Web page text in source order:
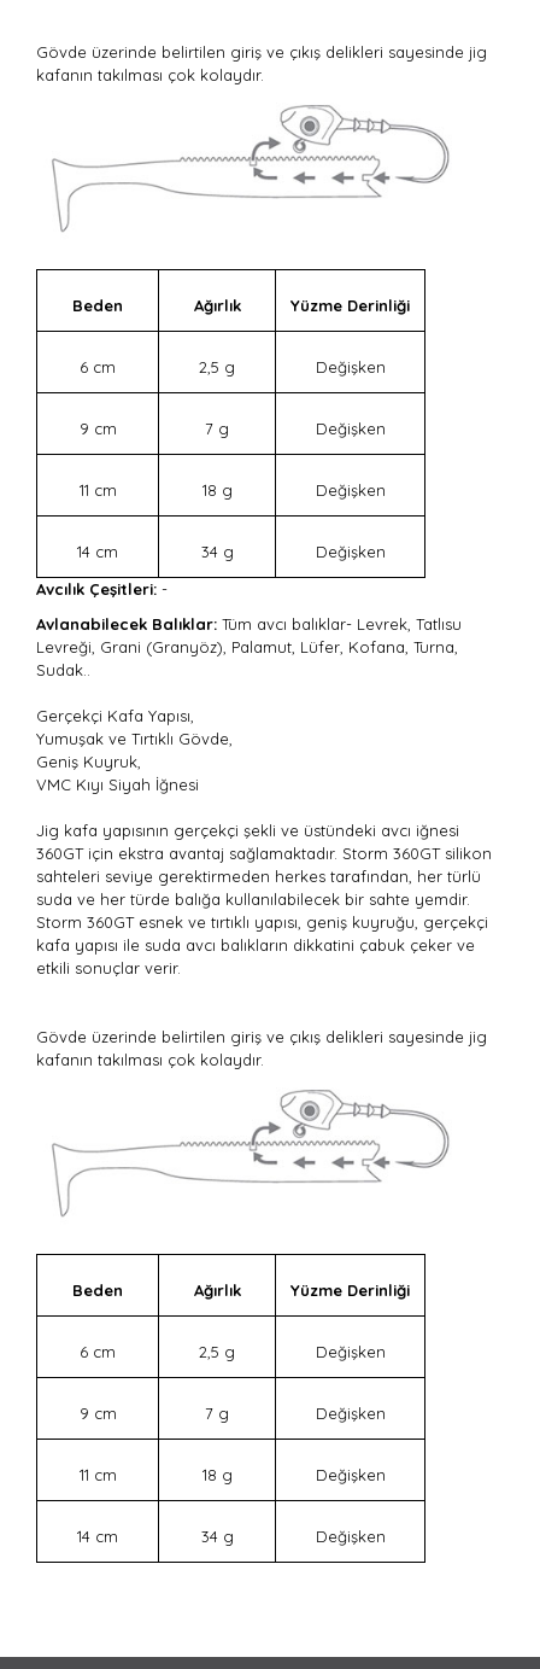
Gövde üzerinde belirtilen giriş ve çıkış delikleri sayesinde jig
kafanın takılması çok kolaydır.
Beden Ağırlık Yüzme Derinliği
6 cm 2,5 g Değişken
9 cm 7 g Değişken
11 cm 18 g Değişken
14 cm 34 g
Değişken
Avcılık Çeşitleri: -
Avlanabilecek Balıklar: Tüm avcı balıklar- Levrek, Tatlısu
Levreği, Grani (Granyöz), Palamut, Lüfer, Kofana, Turna,
Sudak..
Gerçekçi Kafa Yapısı,
Yumuşak ve Tırtıklı Gövde,
Geniş Kuyruk,
VMC Kıyı Siyah İğnesi
Jig kafa yapısının gerçekçi şekli ve üstündeki avcı iğnesi
360GT için ekstra avantaj sağlamaktadır. Storm 360GT silikon
sahteleri seviye gerektirmeden herkes tarafından, her türlü
suda ve her türde balığa kullanılabilecek bir sahte yemdir.
Storm 360GT esnek ve tırtıklı yapısı, geniş kuyruğu, gerçekçi
kafa yapısı ile suda avcı balıkların dikkatini çabuk çeker ve
etkili sonuçlar verir.
Gövde üzerinde belirtilen giriş ve çıkış delikleri sayesinde jig
kafanın takılması çok kolaydır.
Beden Ağırlık Yüzme Derinliği
6 cm 2,5 g Değişken
9 cm 7 g Değişken
11 cm 18 g Değişken
14 cm 34 g Değişken
formunu kullanarak tarafımıza iletebilirsiniz.